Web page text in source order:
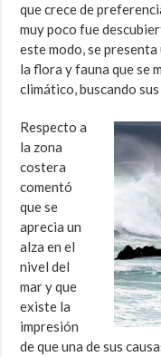
que crece de
muy poco fue
este modo, se
la flora y fauna que se
climático, buscando
Respecto a
la zona
costera
comentó
que se
aprecia un
alza en el
nivel del
mar y que
existe la
impresión
de que una de sus